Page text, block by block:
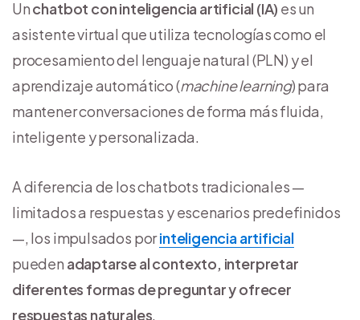
Unchatbot con inteligencia artificial (IA) es un
asistente virtual que utiliza tecnologías como el
procesamiento del lenguaje natural (PLN) y el
aprendizaje automático (machine learning) para
mantener conversaciones de forma más fluida,
inteligente y personalizada.
A diferencia de los chatbots tradicionales —
limitados a respuestas y escenarios predefinidos
—, los impulsados porinteligencia artificial
pueden adaptarse al contexto, interpretar
diferentes formas de preguntar y ofrecer
respuestas naturales.